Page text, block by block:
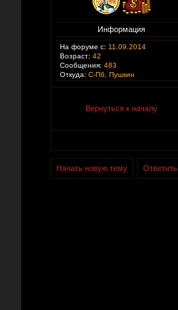
Информация
На форуме с: 11.09.2014
Возраст: 42
Сообщения: 483
Откуда: С-Пб, Пушкин
Вернуться к началу
Начать новую тему Ответить